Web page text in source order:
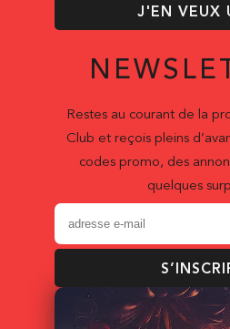
J'EN VEUX
Restes au courant de la
Club et reçois pleins
codes promo, des
quelques